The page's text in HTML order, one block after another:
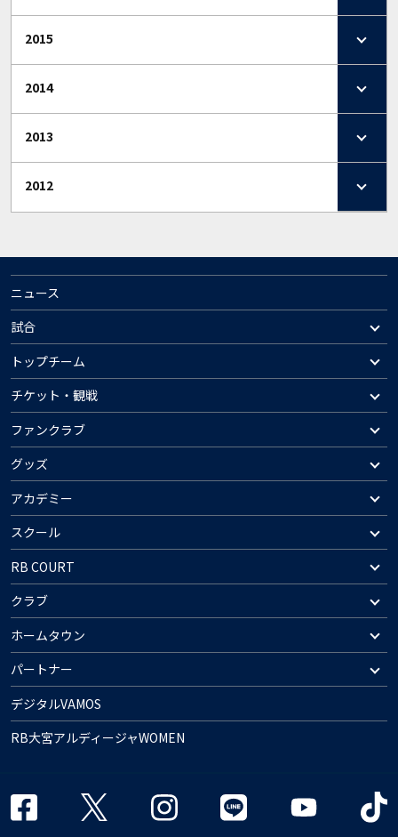
2015
2014
2013
2012
ニュース
試合
トップチーム
チケット・観戦
ファンクラブ
グッズ
アカデミー
スクール
RB COURT
クラブ
ホームタウン
パートナー
デジタルVAMOS
RB大宮アルディージャWOMEN